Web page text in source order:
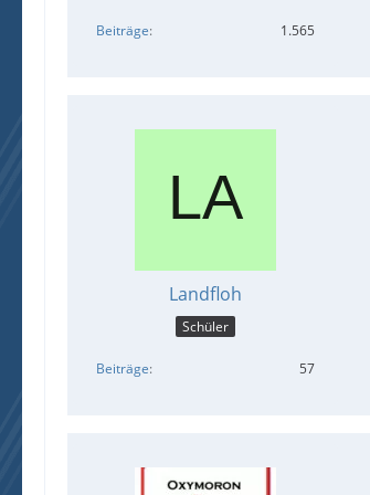
Beiträge 1.565
Landfloh
Schüler
Beiträge 57